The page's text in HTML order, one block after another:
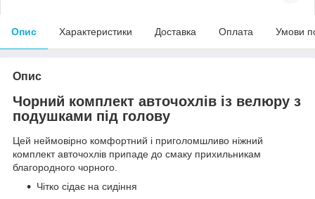
Опис Характеристики Доставка Оплата Умови
Опис
Чорний комплект авточохлів із велюру з
подушками під голову
Цей неймовірно комфортний і приголомшливо ніжний
комплект авточохлів припаде до смаку прихильникам
благородного чорного.
Чітко сідає на сидіння